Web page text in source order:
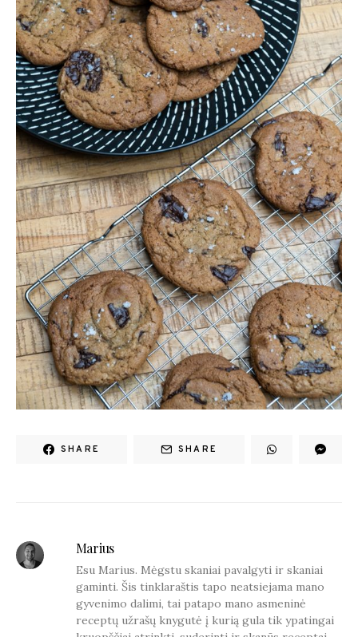
SHARE SHARE
Marius
Esu Marius. Mėgstu skaniai pavalgyti ir skaniai
gaminti. Šis tinklaraštis tapo neatsiejama mano
gyvenimo dalimi, tai patapo mano asmeninė
receptų užrašų knygutė į kurią gula tik ypatingai